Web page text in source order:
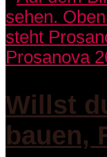
Prosanova
Willst
bauen,